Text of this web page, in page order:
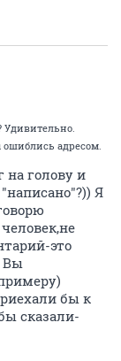
Удивительно.
адресом.
на голову и
Я
это
Вы
бы к
сказали-